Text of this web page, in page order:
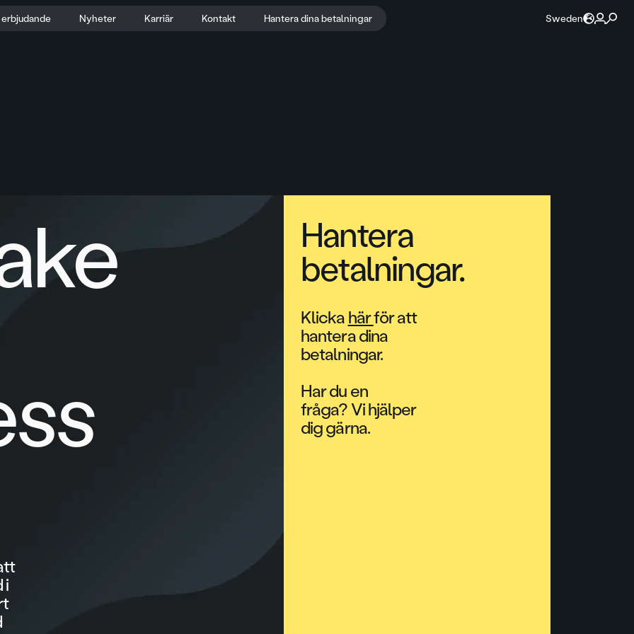
erbjudande Nyheter Karriär Kontakt Hantera dina betalningar Sweden
i
Hantera
betalningar.
Klicka härför att
hantera dina
betalningar.
Har du en
fråga? Vi hjälper
dig gärna.